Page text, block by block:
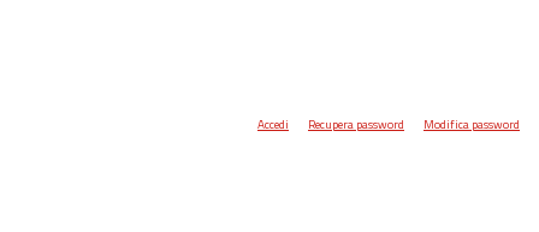
Accedi Recupera password Modifica password